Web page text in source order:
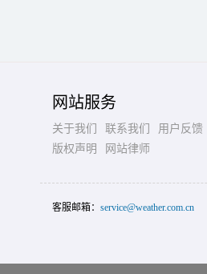
网站服务
关于我们 联系我们
用户反馈
版权声明
网站律师
客服邮箱： service@weather.com.cn